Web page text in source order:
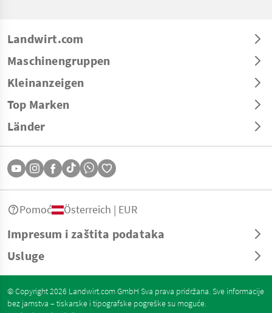
Landwirt.com
Maschinengruppen
Kleinanzeigen
Top Marken
Länder
Impresum i zaštita podataka
Usluge
Pomoć Österreich | EUR
© Copyright 2026 Landwirt.com GmbH Sva prava pridržana. Sve informacije
bez jamstva – tiskarske i tipografske pogreške su moguće.